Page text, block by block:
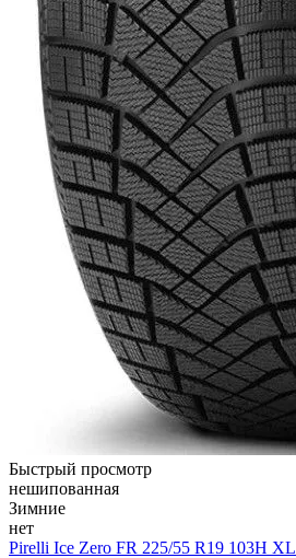
Быстрый просмотр
нешипованная
Зимние
нет
Pirelli Ice Zero FR 225/55 R19 103H XL